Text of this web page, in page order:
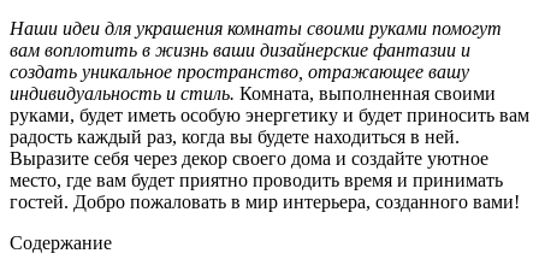
Наши идеи для украшения комнаты своими руками помогут
вам воплотить в жизнь ваши дизайнерские фантазии и
создать уникальное пространство, отражающее вашу
индивидуальность и стиль. Комната, выполненная своими
руками, будет иметь особую энергетику и будет приносить вам
радость каждый раз, когда вы будете находиться в ней.
Выразите себя через декор своего дома и создайте уютное
место, где вам будет приятно проводить время и принимать
гостей. Добро пожаловать в мир интерьера, созданного вами!
Содержание